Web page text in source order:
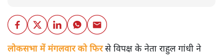
लोकसभा में मंगलवार को फिरसे विपक्ष के नेता राहुल गांधी ने